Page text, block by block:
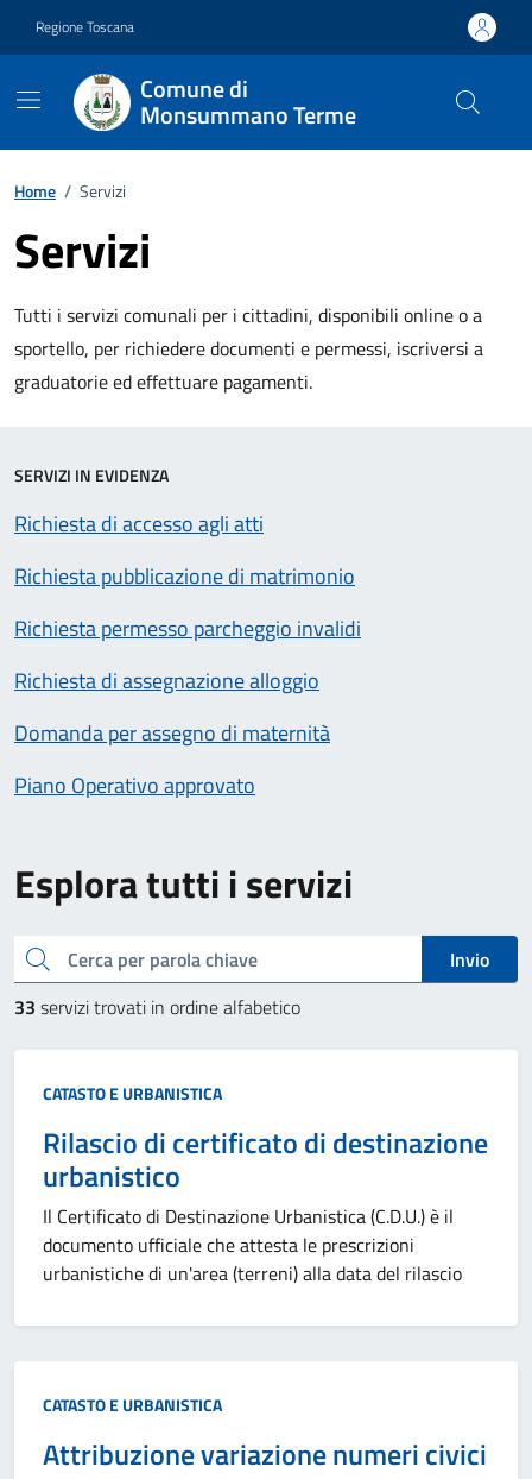
Regione Toscana
Comune di
Monsummano Terme
Home / Servizi
Servizi
Descrizione breve
Tutti i servizi comunali per i cittadini, disponibili online o a
sportello, per richiedere documenti e permessi, iscriversi a
graduatorie ed effettuare pagamenti.
Esplora tutti i servizi
cerca
Invio
33 servizi trovati in ordine alfabetico
Categoria:
CATASTO E URBANISTICA
Rilascio di certificato di destinazione
urbanistico
Il Certificato di Destinazione Urbanistica (C.D.U.) è il
documento ufficiale che attesta le prescrizioni
urbanistiche di un'area (terreni) alla data del rilascio
Categoria:
CATASTO E URBANISTICA
Attribuzione variazione numeri civici
SERVIZI IN EVIDENZA
Richiesta di accesso agli atti
Richiesta pubblicazione di matrimonio
Richiesta permesso parcheggio invalidi
Richiesta di assegnazione alloggio
Domanda per assegno di maternità
Piano Operativo approvato